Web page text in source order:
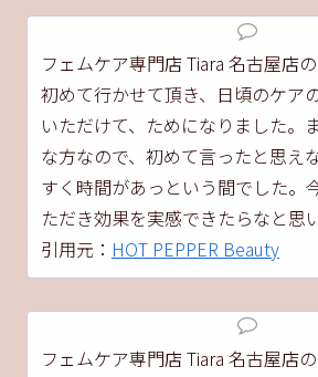
フェムケア専門店 Tiara 名古屋店
初めて行かせて頂き、日頃のケア
いただけて、ためになりました。
な方なので、初めて言ったと思え
すく時間があっという間でした。
ただき効果を実感できたらなと思
引用元： HOT PEPPER Beauty
フェムケア専門店 Tiara 名古屋店